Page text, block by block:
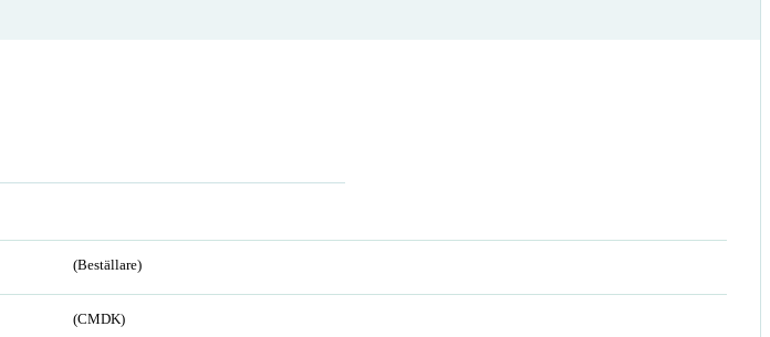
(Beställare)
(CMDK)